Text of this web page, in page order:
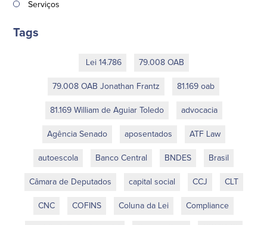
Serviços
Tags
Lei 14.786 79.008 OAB
79.008 OAB Jonathan Frantz 81.169 oab
81.169 William de Aguiar Toledo advocacia
Agência Senado aposentados ATF Law
autoescola Banco Central BNDES Brasil
Câmara de Deputados capital social CCJ CLT
CNC COFINS Coluna da Lei Compliance